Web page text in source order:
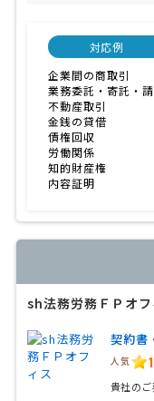
対応例
企業間の商取引
業務委託・寄託・
不動産取引
金銭の貸借
債権回収
労働関係
知的財産権
内容証明
sh法務労務ＦＰオフ
契約書
人気 1
貴社のご